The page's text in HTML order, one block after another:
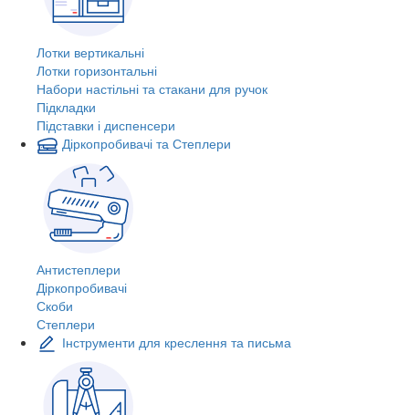
Лотки вертикальні
Лотки горизонтальні
Набори настільні та стакани для ручок
Підкладки
Підставки і диспенсери
Діркопробивачі та Степлери
Антистеплери
Діркопробивачі
Скоби
Степлери
Інструменти для креслення та письма